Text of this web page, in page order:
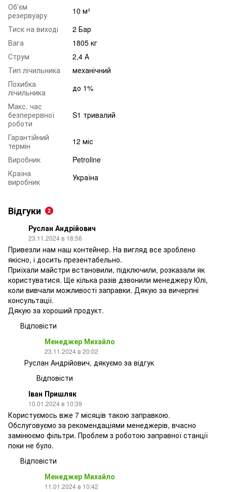
Об'єм
резервуару
10 м³
Тиск на виході
2 Бар
Вага
1805 кг
Струм
2,4 А
Тип лічильника
механічний
Похибка
лічильника
до 1%
Макс. час
безперервної
роботи
S1 тривалий
Гарантійний
термін
12 міс
Виробник
Petroline
Країна
виробник
Україна
Відгуки 2
Руслан Андрійович
23.11.2024 в 18:56
Привезли нам наш контейнер. На вигляд все зроблено
якісно, і досить презентабельно.
Приїхали майстри встановили, підключили, розказали як
користуватися. Ще кілька разів дзвонили менеджеру Юлі,
коли вивчали можливості заправки. Дякую за вичерпні
консультації.
Дякую за хороший продукт.
Відповісти
Менеджер Михайло
23.11.2024 в 20:02
Руслан Андрійович, дякуємо за відгук
Відповісти
Іван Пришляк
10.01.2024 в 10:39
Користуємось вже 7 місяців такою заправкою.
Обслуговуємо за рекомендаціями менеджерів, вчасно
замінюємо фільтри. Проблем з роботою заправної станції
поки не було.
Відповісти
Менеджер Михайло
11.01.2024 в 10:42